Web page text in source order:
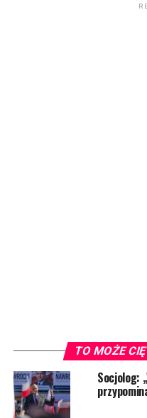
TO MOŻE
Socjolog: